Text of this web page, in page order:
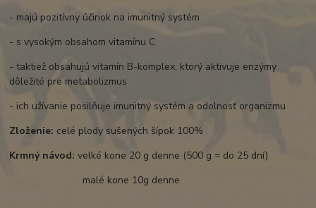
- majú pozitívny účinok na imunitný systém
- s vysokým obsahom vitamínu C
- taktiež obsahujú vitamín B-komplex, ktorý aktivuje enzýmy
dôležité pre metabolizmus
- ich užívanie posilňuje imunitný systém a odolnosť organizmu
Zloženie: celé plody sušených šípok 100%
Krmný návod: velké kone 20 g denne (500 g = do 25 dní)
malé kone 10g denne